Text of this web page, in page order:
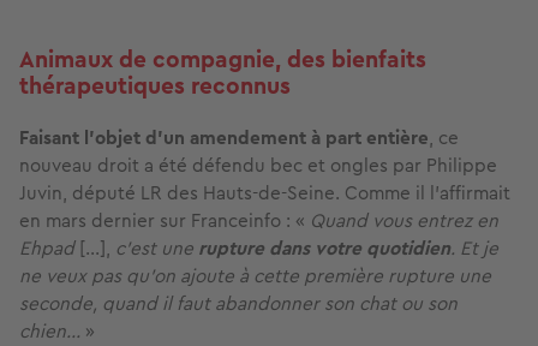
Animaux de compagnie, des bienfaits
thérapeutiques reconnus
Faisant l’objet d’un amendement à part entière, ce
nouveau droit a été défendu bec et ongles par Philippe
Juvin, député LR des Hauts-de-Seine. Comme il l’affirmait
en mars dernier sur Franceinfo : « Quand vous entrez en
Ehpad[...], c'est une rupture dans votre quotidien. Et je
ne veux pas qu'on ajoute à cette première rupture une
seconde, quand il faut abandonner son chat ou son
chien... »